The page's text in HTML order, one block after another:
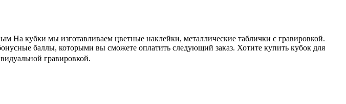
На кубки мы изготавливаем цветные наклейки, металлические таблички с гравировкой.
баллы, которыми вы сможете оплатить следующий заказ. Хотите купить кубок для
гравировкой.